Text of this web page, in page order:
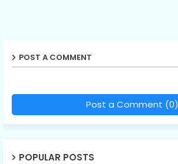
POST A COMMENT
Post a Comment (0)
POPULAR POSTS